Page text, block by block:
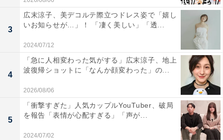
3
広末涼子、美デコルテ際立つドレス姿で「嬉し
いお知らせが…」！ 「凄く美しい」「透...
2024/07/12
4
「急に人相変わった気がする」広末涼子、地上
波復帰ショットに「なんか顔変わった」の...
2026/08/06
5
「衝撃すぎた」人気カップルYouTuber、破局
を報告「表情が心配すぎる」「声が...
2024/07/02